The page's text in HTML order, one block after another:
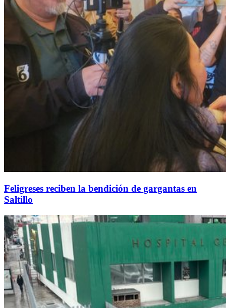
Feligreses reciben la bendición de gargantas en
Saltillo